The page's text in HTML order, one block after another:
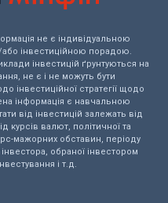
не є індивідуальною
або інвестиційною порадою.
інвестицій ґрунтуються на
не є і не можуть бути
інвестиційної стратегії щодо
інформація є навчальною
від інвестицій залежать від
курсів валют, політичної та
мажорних обставин, періоду
обраної інвестором
і т.д.